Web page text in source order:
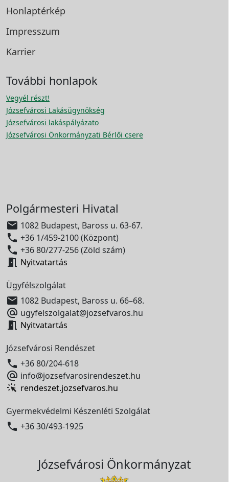
Honlaptérkép
Impresszum
Karrier
További honlapok
Vegyél részt!
Józsefvárosi Lakásügynökség
Józsefvárosi lakáspályázato
Józsefvárosi Önkormányzati Bérlői csere
Polgármesteri Hivatal
 1082 Budapest, Baross u. 63-67.
 +36 1/459-2100 (Központ)
 +36 80/277-256 (Zöld szám)
 Nyitvatartás
Ügyfélszolgálat
 1082 Budapest, Baross u. 66–68.
 ugyfelszolgalat@jozsefvaros.hu
 Nyitvatartás
Józsefvárosi Rendészet
 +36 80/204-618
 info@jozsefvarosirendeszet.hu
rendeszet.jozsefvaros.hu
Gyermekvédelmi Készenléti Szolgálat
 +36 30/493-1925
Józsefvárosi Önkormányzat